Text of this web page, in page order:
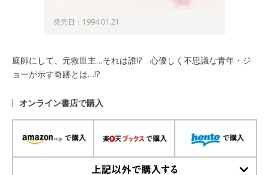
発売日：1994.01.21
庭師にして、元救世主…それは誰!? 心優しく不思議な青年・ジ
ョーが示す奇跡とは…!?
オンライン書店で購入